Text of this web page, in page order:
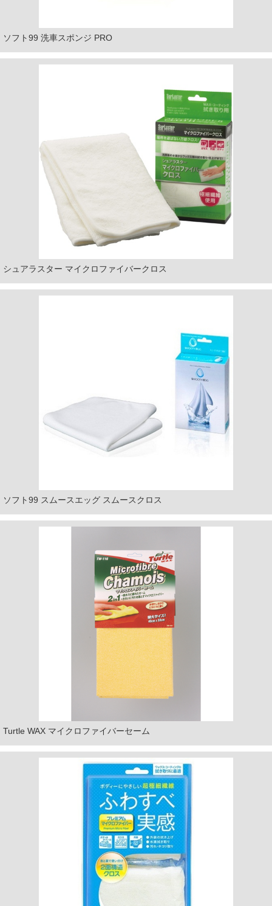
ソフト99 洗車スポンジ PRO
シュアラスター マイクロファイバークロス
ソフト99 スムースエッグ スムースクロス
Turtle WAX マイクロファイバーセーム